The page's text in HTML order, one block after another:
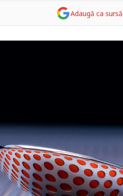
Adaugă ca